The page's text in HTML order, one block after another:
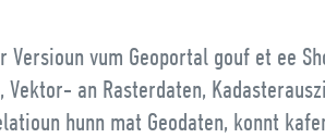
Versioun vum Geoportal gouf et ee
Vektor- an Rasterdaten,
hunn mat Geodaten, konnt